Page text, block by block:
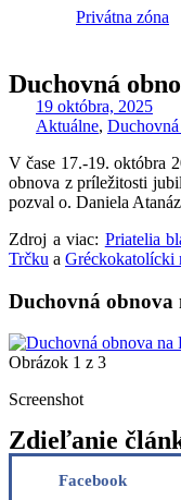
Privátna zóna
Duchovná
19 októbra, 2025
Aktuálne,
V čase 17.-19. októbra
obnova z príležitosti
pozval o. Daniela
Zdroj a viac: Priatelia
Trčku a Gréckokatolícki
Duchovná obnova
Obrázok 1 z 3
Screenshot
Zdieľanie
Facebook